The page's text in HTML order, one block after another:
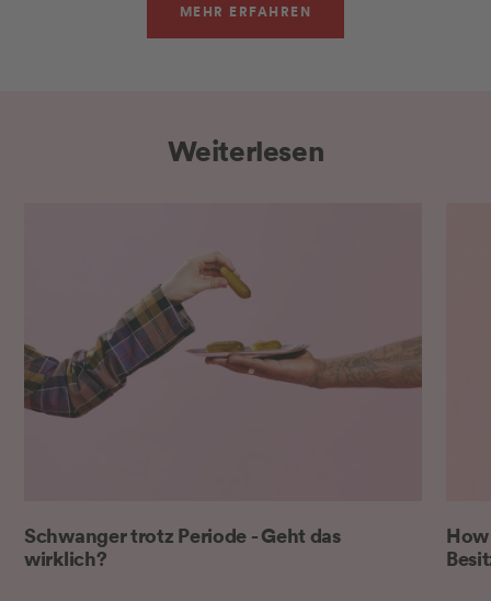
MEHR ERFAHREN
Weiterlesen
Schwanger trotz Periode - Geht das
wirklich?